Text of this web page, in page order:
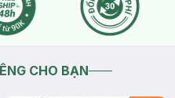
CHO BẠN